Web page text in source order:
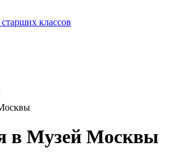
классов
в Музей Москвы